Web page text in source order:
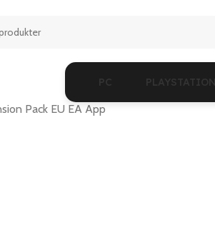
PC PLAYSTATION
Pack EU EA App